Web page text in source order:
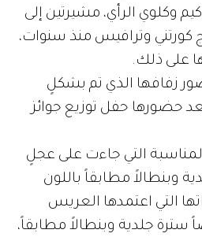
وكلوي الرأي، مشيرتين إلى
كورتني وترافيس منذ سنوات،
على ذلك.
زفافها الذي تم بشكلٍ
حضورها حفل توزيع جوائز
التي جاءت على عجلٍ
وبنطالاً مطابقاً باللون
التي اعتمدها العريس
سترة جلدية وبنطالاً مطابقاً،